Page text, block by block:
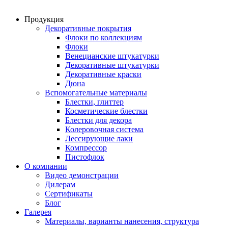
Продукция
Декоративные покрытия
Флоки по коллекциям
Флоки
Венецианские штукатурки
Декоративные штукатурки
Декоративные краски
Дюна
Вспомогательные материалы
Блестки, глиттер
Косметические блестки
Блестки для декора
Колеровочная система
Лессирующие лаки
Компрессор
Пистофлок
О компании
Видео демонстрации
Дилерам
Сертификаты
Блог
Галерея
Материалы, варианты нанесения, структура